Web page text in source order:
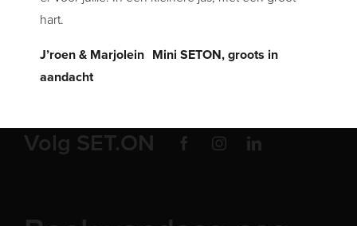
Volg SET.ON
hart.
J’roen & Marjolein Mini SETON, groots in
aandacht